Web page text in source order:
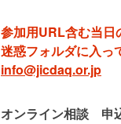
参加用URL含む当日
迷惑フォルダに入っ
info@jicdaq.or.jp
オンライン相談 申